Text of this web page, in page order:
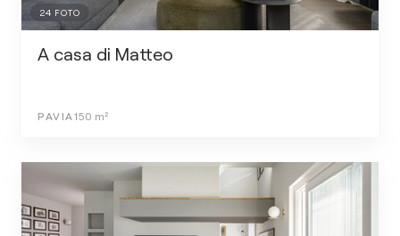
24 FOTO
A casa di Matteo
PAVIA 150 m²